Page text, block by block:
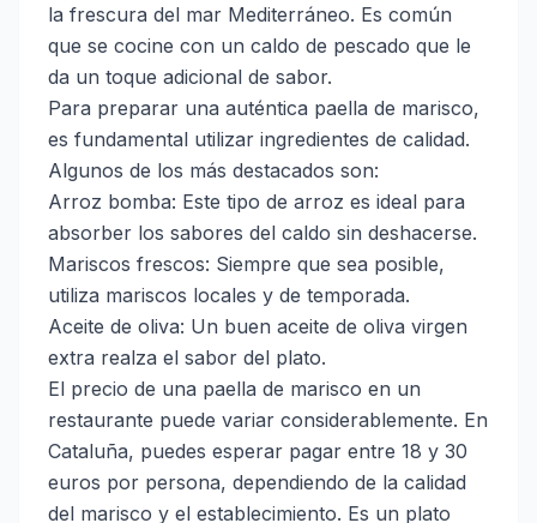
la frescura del mar Mediterráneo. Es común
que se cocine con un caldo de pescado que le
da un toque adicional de sabor.
Para preparar una auténtica paella de marisco,
es fundamental utilizar ingredientes de calidad.
Algunos de los más destacados son:
Arroz bomba: Este tipo de arroz es ideal para
absorber los sabores del caldo sin deshacerse.
Mariscos frescos: Siempre que sea posible,
utiliza mariscos locales y de temporada.
Aceite de oliva: Un buen aceite de oliva virgen
extra realza el sabor del plato.
El precio de una paella de marisco en un
restaurante puede variar considerablemente. En
Cataluña, puedes esperar pagar entre 18 y 30
euros por persona, dependiendo de la calidad
del marisco y el establecimiento. Es un plato